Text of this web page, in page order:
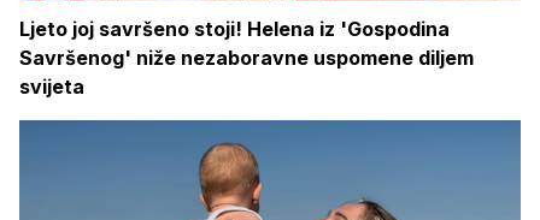
Ljeto joj savršeno stoji! Helena iz 'Gospodina
Savršenog' niže nezaboravne uspomene diljem
svijeta